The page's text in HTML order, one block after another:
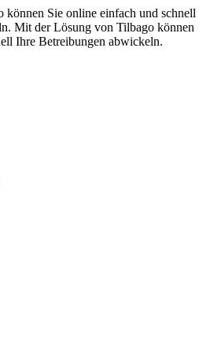
Sie online einfach und schnell
Mit der Lösung von Tilbago können
Ihre Betreibungen abwickeln.